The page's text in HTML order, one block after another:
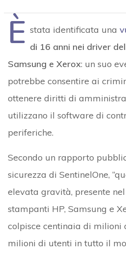
È stata identificata una
di 16 anni nei driver
Samsung e Xerox: un suo
potrebbe consentire ai
ottenere diritti di
utilizzano il software di
periferiche.
Secondo un rapporto
sicurezza di SentinelOne,
elevata gravità, presente
stampanti HP, Samsung e
colpisce centinaia di milioni
milioni di utenti in tutto il